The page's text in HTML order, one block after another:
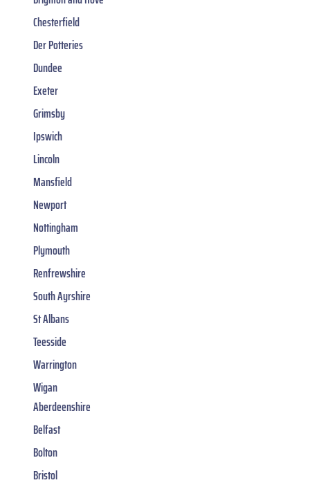
Chesterfield
Der Potteries
Dundee
Exeter
Grimsby
Ipswich
Lincoln
Mansfield
Newport
Nottingham
Plymouth
Renfrewshire
South Ayrshire
St Albans
Teesside
Warrington
Wigan
Aberdeenshire
Belfast
Bolton
Bristol